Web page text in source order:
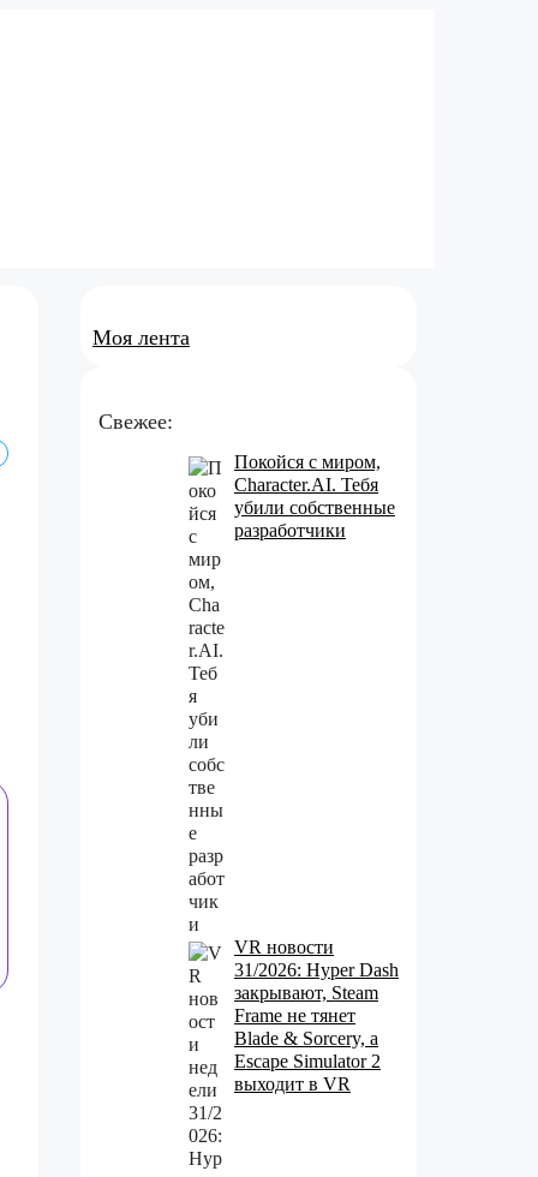
Моя лента
Свежее:
Покойся с миром,
Character.AI. Тебя
убили собственные
разработчики
VR новости
31/2026: Hyper Dash
закрывают, Steam
Frame не тянет
Blade & Sorcery, а
Escape Simulator 2
выходит в VR